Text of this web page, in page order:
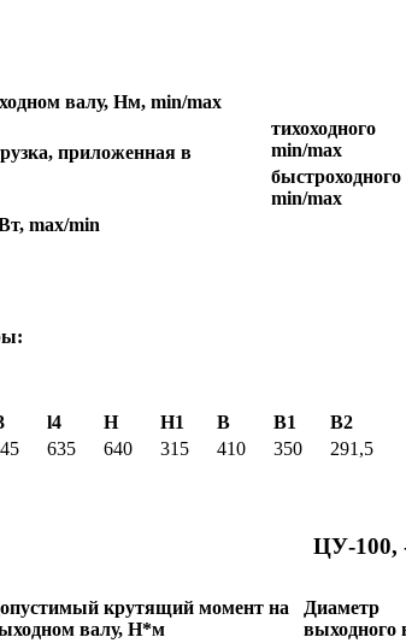
валу, Нм, min/max
приложенная в
тихоходного
min/max
быстроходного
min/max
max/min
l4 H H1 B B1 B2
635 640 315 410 350 291,5
ЦУ-100,
крутящий момент на
валу, Н*м
Диаметр
выходного